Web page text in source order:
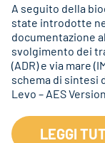
A seguito della
state introdotte
documentazione
svolgimento dei
(ADR) e via mare
schema di sintesi
Levo – AES
LEGGI